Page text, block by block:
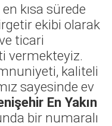
kısa sürede
ekibi olarak
ticari
vermekteyiz.
kaliteli
sayesinde ev
En Yakın
bir numaralı